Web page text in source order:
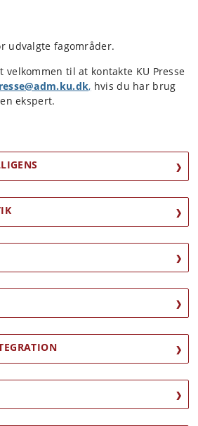
udvalgte fagområder.
velkommen til at kontakte KU Presse
, hvis du har brug
ekspert.